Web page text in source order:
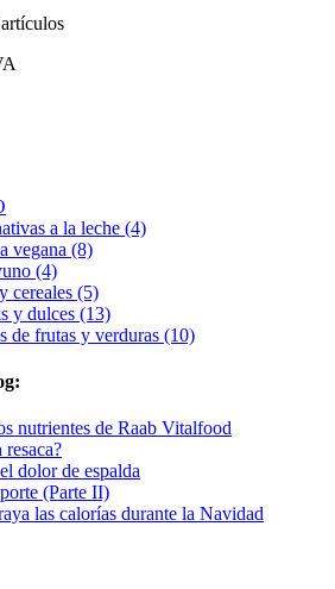
a la leche (4)
vegana (8)
(4)
cereales (5)
y dulces (13)
de frutas y verduras (10)
nutrientes de Raab Vitalfood
dolor de espalda
(Parte II)
las calorías durante la Navidad